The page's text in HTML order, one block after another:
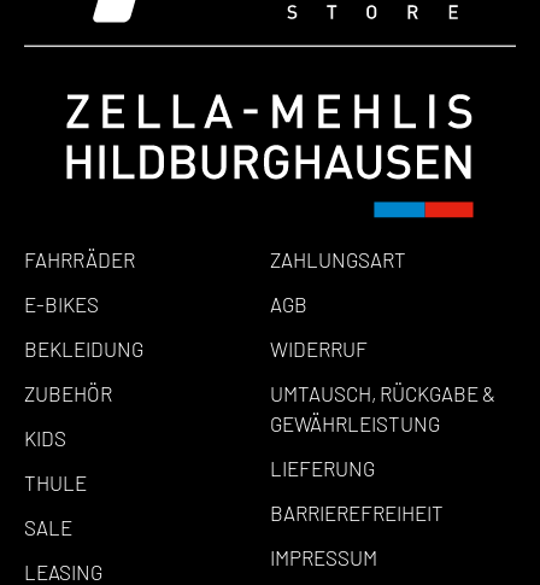
FAHRRÄDER
E-BIKES
BEKLEIDUNG
ZUBEHÖR
KIDS
THULE
SALE
LEASING
ZAHLUNGSART
AGB
WIDERRUF
UMTAUSCH, RÜCKGABE &
GEWÄHRLEISTUNG
LIEFERUNG
BARRIEREFREIHEIT
IMPRESSUM